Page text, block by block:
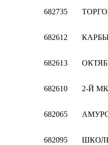
682735
682612
682613
682610 2-Й
682065
682095